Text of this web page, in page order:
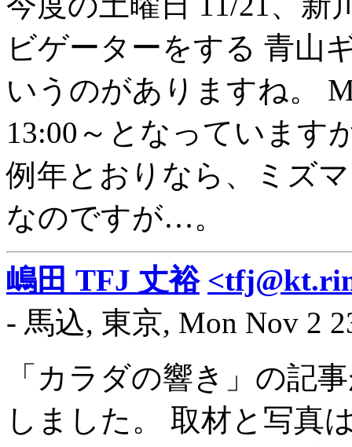
ビゲーターをする 青山
いうのがありますね。
13:00～となっています
例年とおりなら、ミズ
なのですが…。
嶋田 TFJ 丈裕
- 馬込, 東京, Mon Nov 2
「カラダの響き」の記
しました。 取材と写真